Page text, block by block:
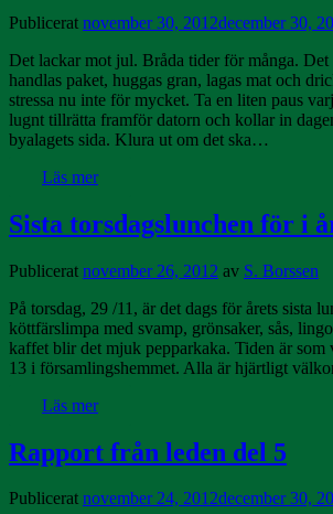
Publicerat november 30, 2012december 30,
Det lackar mot jul. Bråda tider för många. Det
handlas paket, huggas gran, lagas mat och
stressa nu inte för mycket. Ta en liten paus
lugnt tillrätta framför datorn och kollar in
byalagets sida. Klura ut om det ska…
Läs mer
Sista torsdagslunchen för i
Publicerat november 26, 2012 av S. Borssen
På torsdag, 29 /11, är det dags för årets sista
köttfärslimpa med svamp, grönsaker, sås,
kaffet blir det mjuk pepparkaka. Tiden är
13 i församlingshemmet. Alla är hjärtligt
Läs mer
Rapport från leden del 5
Publicerat november 24, 2012december 30,